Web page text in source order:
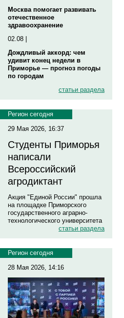
Москва помогает развивать
отечественное
здравоохранение
02.08 |
Дождливый аккорд: чем
удивит конец недели в
Приморье — прогноз погоды
по городам
статьи раздела
Регион сегодня
29 Мая 2026, 16:37
Студенты Приморья
написали
Всероссийский
агродиктант
Акция "Единой России" прошла
на площадке Приморского
государственного аграрно-
технологического университета
статьи раздела
Регион сегодня
28 Мая 2026, 14:16